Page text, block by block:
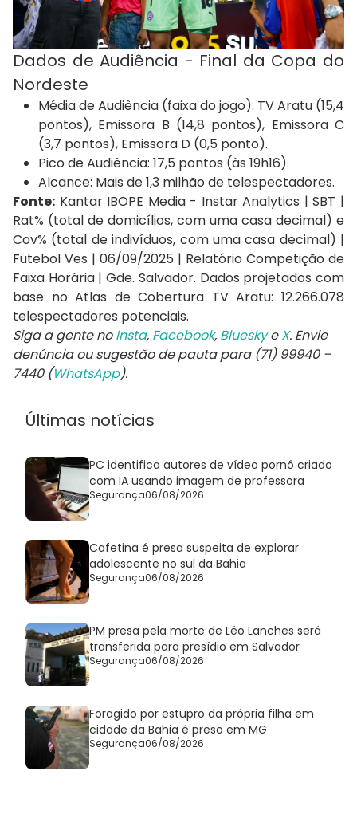
Dados de Audiência - Final da Copa do
Nordeste
Média de Audiência (faixa do jogo): TV Aratu (15,4
pontos), Emissora B (14,8 pontos), Emissora C
(3,7 pontos), Emissora D (0,5 ponto).
Pico de Audiência: 17,5 pontos (às 19h16).
Alcance: Mais de 1,3 milhão de telespectadores.
Fonte: Kantar IBOPE Media - Instar Analytics | SBT |
Rat% (total de domicílios, com uma casa decimal) e
Cov% (total de indivíduos, com uma casa decimal) |
Futebol Ves | 06/09/2025 | Relatório Competição de
Faixa Horária | Gde. Salvador. Dados projetados com
base no Atlas de Cobertura TV Aratu: 12.266.078
telespectadores potenciais.
Siga a gente noInsta, Facebook, BlueskyeX. Envie
denúncia ou sugestão de pauta para (71) 99940 –
7440 (WhatsApp).
Últimas notícias
PC identifica autores de vídeo pornô criado
com IA usando imagem de professora
Segurança06/08/2026
Cafetina é presa suspeita de explorar
adolescente no sul da Bahia
Segurança06/08/2026
PM presa pela morte de Léo Lanches será
transferida para presídio em Salvador
Segurança06/08/2026
Foragido por estupro da própria filha em
cidade da Bahia é preso em MG
Segurança06/08/2026